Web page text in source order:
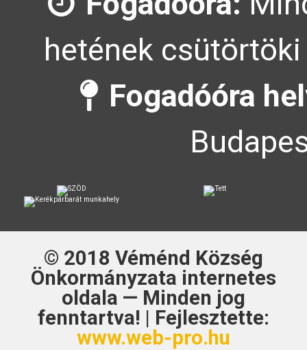
hetének
Fogadóóra
© 2018 Véménd Község
Önkormányzata internetes
oldala — Minden jog
fenntartva! | Fejlesztette:
www.web-pro.hu